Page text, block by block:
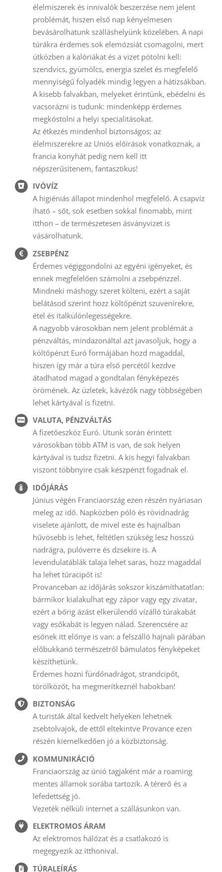
élelmiszerek és innivalók beszerzése nem jelent
problémát, hiszen első nap kényelmesen
bevásárolhatunk szálláshelyünk közelében. A napi
túrákra érdemes sok elemózsiát csomagolni, mert
útközben a kalóriákat és a vizet pótolni kell:
szendvics, gyümölcs, energia szelet és megfelelő
mennyiségű folyadék mindig legyen a hátizsákban.
A kisebb falvakban, melyeket érintünk, ebédelni és
vacsorázni is tudunk: mindenképp érdemes
megkóstolni a helyi specialitásokat.
Az étkezés mindenhol biztonságos; az
élelmiszerekre az Uniós előírások vonatkoznak, a
francia konyhát pedig nem kell itt
népszerűsítenem, fantasztikus!
IVÓVÍZ
A higiéniás állapot mindenhol megfelelő. A csapvíz
iható – sőt, sok esetben sokkal finomabb, mint
itthon – de természetesen ásványvizet is
vásárolhatunk.
ZSEBPÉNZ
Érdemes végiggondolni az egyéni igényeket, és
ennek megfelelően számolni a zsebpénzzel.
Mindneki máshogy szeret költeni, ezért a saját
belátásod szerint hozz költőpénzt szuvenírekre,
étel és italkülönlegességekre.
A nagyobb városokban nem jelent problémát a
pénzváltás, mindazonáltal azt javasoljuk, hogy a
költőpénzt Euró formájában hozd magaddal,
hiszen így már a túra első percétől kezdve
átadhatod magad a gondtalan fényképezés
örömének. Az üzletek, kávézók nagy többségében
lehet kártyával is fizetni.
VALUTA, PÉNZVÁLTÁS
A fizetőeszköz Euró. Utunk során érintett
városokban több ATM is van, de sok helyen
kártyával is tudsz fizetni. A kis hegyi falvakban
viszont többnyire csak készpénzt fogadnak el.
IDŐJÁRÁS
Június végén Franciaország ezen részén nyáriasan
meleg az idő. Napközben póló és rövidnadrág
viselete ajánlott, de mivel este és hajnalban
hűvösebb is lehet, feltétlen szükség lesz hosszú
nadrágra, pulóverre és dzsekire is. A
levendulatáblák talaja lehet saras, hozz magaddal
ha lehet túracipőt is!
Provanceban az időjárás sokszor kiszámíthatatlan:
bármikor kialakulhat egy zápor vagy egy zivatar,
ezért a bőrig ázást elkerülendő vízálló túrakabát
vagy esőkabát is legyen nálad. Szerencsére az
esőnek itt előnye is van: a felszálló hajnali párában
előbukkanó természetről bámulatos fényképeket
készíthetünk.
Érdemes hozni fürdőnadrágot, strandcipőt,
törölközőt, ha megmerítkeznél habokban!
BIZTONSÁG
A turisták által kedvelt helyeken lehetnek
zsebtolvajok, de ettől eltekintve Provance ezen
részén kiemelkedően jó a közbiztonság.
KOMMUNIKÁCIÓ
Franciaország az únió tagjaként már a roaming
mentes államok sorába tartozik. A térerő és a
lefedettség jó.
Vezeték nélküli internet a szállásunkon van.
ELEKTROMOS ÁRAM
Az elektromos hálózat és a csatlakozó is
megegyezik az itthonival.
TÚRALEÍRÁS